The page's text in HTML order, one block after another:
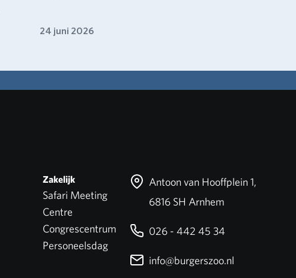
24 juni 2026
Zakelijk
Safari Meeting
Centre
Congrescentrum
Personeelsdag
Antoon van Hooffplein 1,
6816 SH Arnhem
026 - 442 45 34
info@burgerszoo.nl